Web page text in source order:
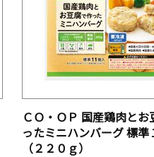
ＣＯ・ＯＰ 国産鶏肉とお
ったミニハンバーグ 標準
（２２０ｇ）